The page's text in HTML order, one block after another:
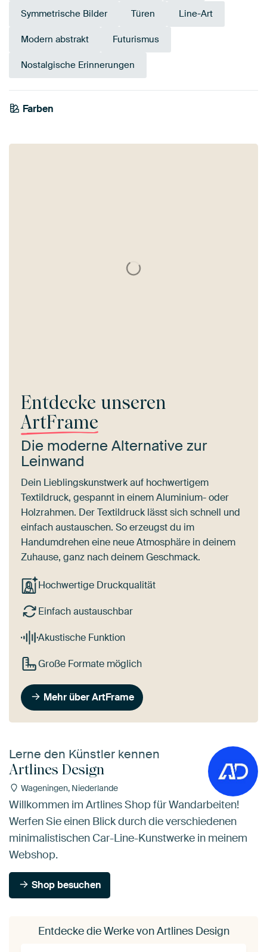
Symmetrische Bilder Türen Line-Art
Modern abstrakt Futurismus
Nostalgische Erinnerungen
Farben
Weiß
Entdecke unseren
ArtFrame
Die moderne Alternative zur
Leinwand
Dein Lieblingskunstwerk auf hochwertigem
Textildruck, gespannt in einem Aluminium- oder
Holzrahmen. Der Textildruck lässt sich schnell und
einfach austauschen. So erzeugst du im
Handumdrehen eine neue Atmosphäre in deinem
Zuhause, ganz nach deinem Geschmack.
Hochwertige Druckqualität
Einfach austauschbar
Akustische Funktion
Große Formate möglich
Mehr über ArtFrame
Lerne den Künstler kennen
Artlines Design
Wageningen, Niederlande
Willkommen im Artlines Shop für Wandarbeiten!
Werfen Sie einen Blick durch die verschiedenen
minimalistischen Car-Line-Kunstwerke in meinem
Webshop.
Shop besuchen
Entdecke die Werke von Artlines Design